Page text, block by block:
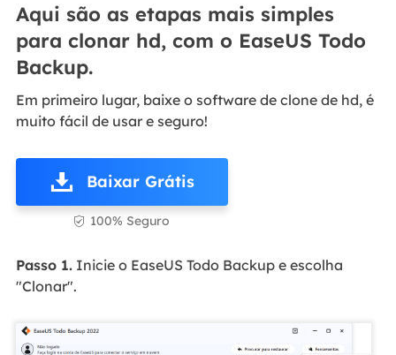
Aqui são as etapas mais simples
para clonar hd, com o EaseUS Todo
Backup.
Em primeiro lugar, baixe o software de clone de hd, é
muito fácil de usar e seguro!
Baixar Grátis
 100% Seguro
Passo 1.Inicie o EaseUS Todo Backup e escolha
"Clonar".